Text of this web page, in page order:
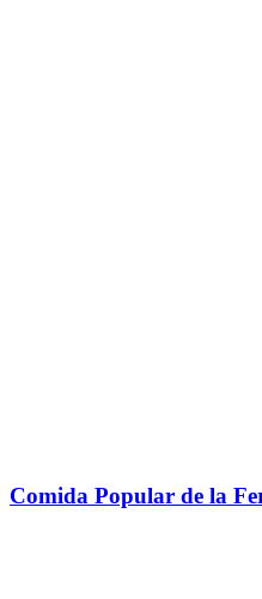
Comida Popular de la